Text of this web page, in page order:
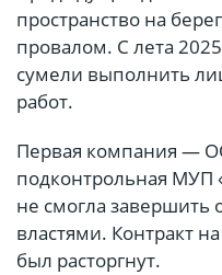
пространство на
провалом. С лета
сумели выполнить
работ.
Первая компания —
подконтрольная МУП
не смогла завершить
властями. Контракт
был расторгнут.